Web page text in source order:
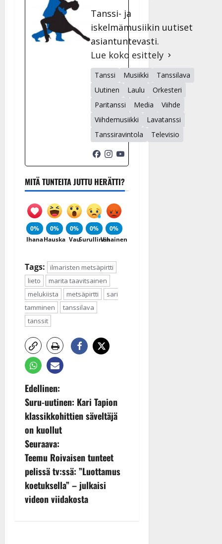
Tanssi- ja
iskelmämusiikin uutiset
asiantuntevasti.
Lue koko esittely
Tanssi Musiikki
Tanssilava
Uutinen
Laulu
Orkesteri
Paritanssi
Media
Viihde
Viihdemusiikki
Lavatanssi
Tanssiravintola
Televisio
MITÄ TUNTEITA JUTTU HERÄTTI?
0%
Ihana
0%
Hauska
0%
Vau
0%
Surullinen
0%
Vihainen
Tags:
ilmaristen metsäpirtti
lieto
marita taavitsainen
melukiista
metsäpirtti
sari
tamminen
tanssilava
tanssit
P
o
s
t
n
a
Edellinen:
Suru-uutinen: Kari Tapion
klassikkohittien säveltäjä
on kuollut
Seuraava:
Teemu Roivaisen tunteet
pelissä tv:ssä: ”Luottamus
koetuksella” – julkaisi
videon viidakosta